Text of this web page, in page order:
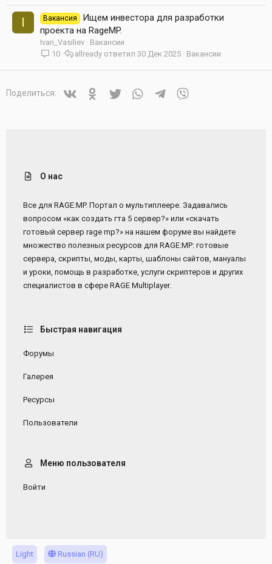
I Вакансия
Ищем инвестора для разработки
проекта на RageMP.
Ivan_Vasiliev
Вакансии
10
Вакансии
30 Дек 2025
allready
Поделиться: VkontakteOdnoklassniki
Twitter WhatsAppTelegram
О нас
Все для RAGE:MP. Портал о мультиплеере. Задавались
вопросом «как создать гта 5 сервер?» или «скачать
готовый сервер rage mp?» на нашем форуме вы найдете
множество полезных ресурсов для RAGE:MP: готовые
сервера, скрипты, моды, карты, шаблоны сайтов, мануалы
и уроки, помощь в разработке, услуги скриптеров и других
специалистов в сфере RAGE Multiplayer.
Быстрая навигация
Форумы
Галерея
Ресурсы
Пользователи
Меню пользователя
Войти
Light Russian (RU)